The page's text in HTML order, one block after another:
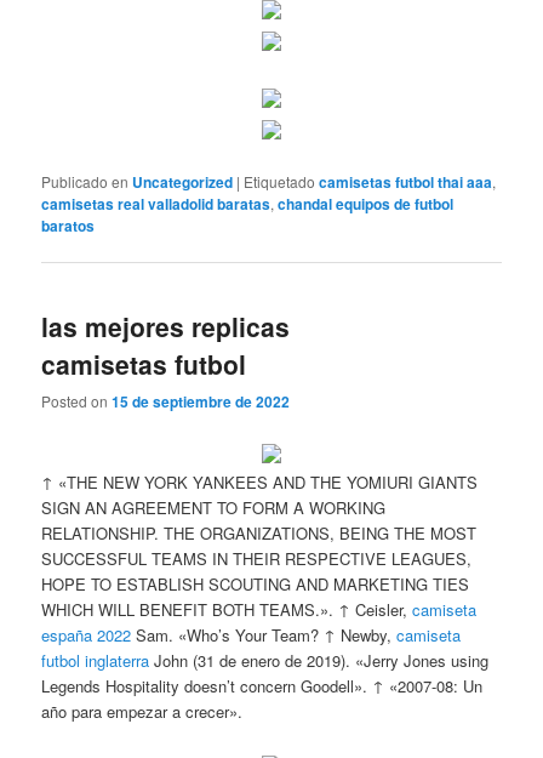
Publicado en Uncategorized | Etiquetado camisetas futbol thai aaa,
camisetas real valladolid baratas,chandal equipos de futbol
baratos
las mejores replicas
camisetas futbol
Posted on15 de septiembre de 2022
↑ «THE NEW YORK YANKEES AND THE YOMIURI GIANTS
SIGN AN AGREEMENT TO FORM A WORKING
RELATIONSHIP. THE ORGANIZATIONS, BEING THE MOST
SUCCESSFUL TEAMS IN THEIR RESPECTIVE LEAGUES,
HOPE TO ESTABLISH SCOUTING AND MARKETING TIES
WHICH WILL BENEFIT BOTH TEAMS.». ↑ Ceisler,camiseta
españa 2022 Sam. «Who’s Your Team? ↑ Newby,camiseta
futbol inglaterra John (31 de enero de 2019). «Jerry Jones using
Legends Hospitality doesn’t concern Goodell». ↑ «2007-08: Un
año para empezar a crecer».